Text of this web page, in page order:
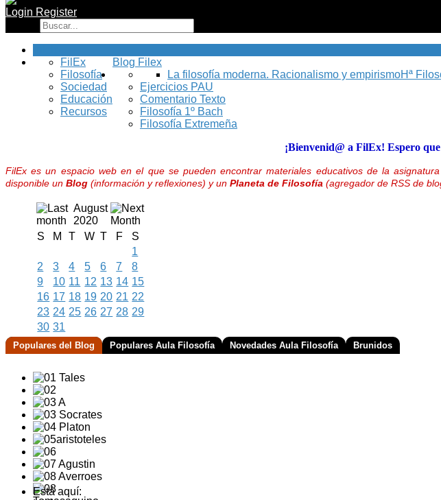
Login Register
Blog Filex
FilEx
Filosofía
Sociedad
Educación
Recursos
Hª
La filosofía moderna. Racionalismo y empirismo
Ejercicios PAU
Comentario Texto
Filosofía 1º Bach
Filosofía Extremeña
¡Bienvenid@ a FilEx! Espero
FilEx es un espacio web en el que se pueden encontrar materiales educativos de la
disponible un Blog (información y reflexiones) y un Planeta de Filosofía (agregador de RSS de
August
2020
S
M T W T F
S
1
2
3 4 5 6 7
8
9
10 11 12 13 14 15
16 17 18 19 20 21 22
23 24 25 26 27 28 29
30 31
Populares del Blog Populares Aula Filosofía Novedades Aula Filosofía Brunidos
Está aquí: